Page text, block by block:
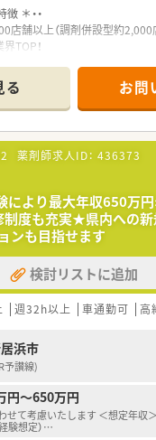
ます。
薬剤師→副薬局長→薬局長（管
支店長→本部長（経営幹部）
室、管理本部などへの本社キャ
務＋リクルーター、OJT対応、
剤師などご興味や専門性を
能で、選択後の適宜変更も可
おススメ〉
バランスを大切にしたい方
なく安定した会社で長く働
お問い合わせください！
徴 ＊・・
店舗以上（調剤併設型約2,000
TOP！
給与も可能！
ースによりますが、経験の少
界TOP水準！
合わせ、豊富な社内研修や
ています
の会社だからこそ活躍できる
れています。
い、エリアマネジャーや営業
も増えます。
の専門性を活かせるスペシ
、管理部門や商品部門等の本社
です。
は年々増加しており、在宅
す。
きるよう変更予定です。
120日とワークライフバランス
常備薬まで、従業員割引制度な
す！
る お問
薬剤師求人ID： 436373
により最大年収650万
制度も充実★県内への
ンも目指せます
検討リストに追加
週32h以上 車通勤可 高
浜市
予讃線)
円～650万円
せて考慮いたします ＜想定年収＞
験想定）…